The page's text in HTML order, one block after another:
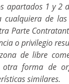
apartados 1 y 2
de las
Parte
o privilegio
de libre
forma de
similares.